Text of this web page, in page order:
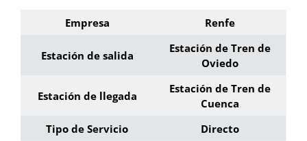
Empresa Renfe
Estación de salida
Estación de Tren de
Oviedo
Estación de llegada
Estación de Tren de
Cuenca
Tipo de Servicio
Directo